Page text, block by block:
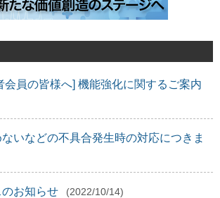
会員の皆様へ] 機能強化に関するご案内
いなどの不具合発生時の対応につきま
お知らせ (2022/10/14)